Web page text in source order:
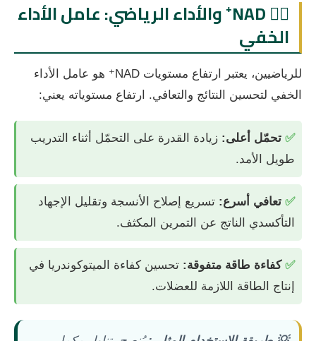
🏋️‍♂️ NAD⁺ والأداء الرياضي: عامل الأداء
الخفي
للرياضيين، يعتبر ارتفاع مستويات NAD⁺ هو عامل الأداء
الخفي لتحسين النتائج والتعافي. ارتفاع مستوياته يعني:
✅ تحمّل أعلى: زيادة القدرة على التحمّل أثناء التدريب
طويل الأمد.
✅ تعافي أسرع: تسريع إصلاح الأنسجة وتقليل الإجهاد
التأكسدي الناتج عن التمرين المكثف.
✅ كفاءة طاقة متفوقة: تحسين كفاءة الميتوكوندريا في
إنتاج الطاقة اللازمة للعضلات.